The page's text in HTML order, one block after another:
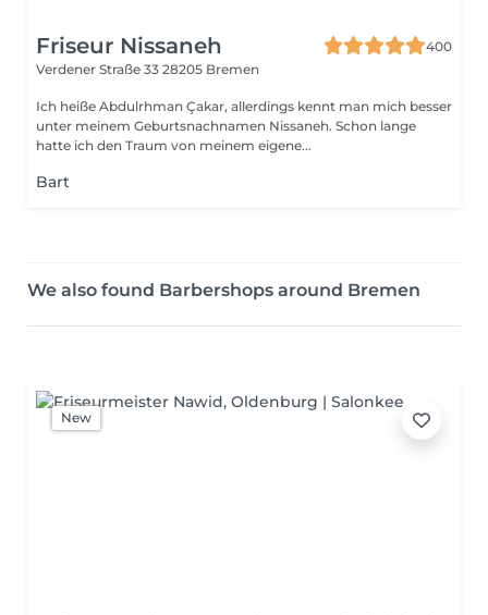
Friseur Nissaneh
400
Verdener Straße 33 28205 Bremen
Ich heiße Abdulrhman Çakar, allerdings kennt man mich besser
unter meinem Geburtsnachnamen Nissaneh. Schon lange
hatte ich den Traum von meinem eigene...
Bart
We also found Barbershops around Bremen
New